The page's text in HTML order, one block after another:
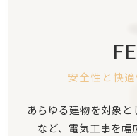
安全性と快
あらゆる建物を対象
など、電気工事を幅